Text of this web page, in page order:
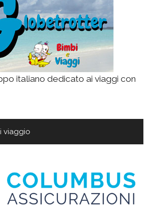
italiano dedicato ai viaggi con
viaggio